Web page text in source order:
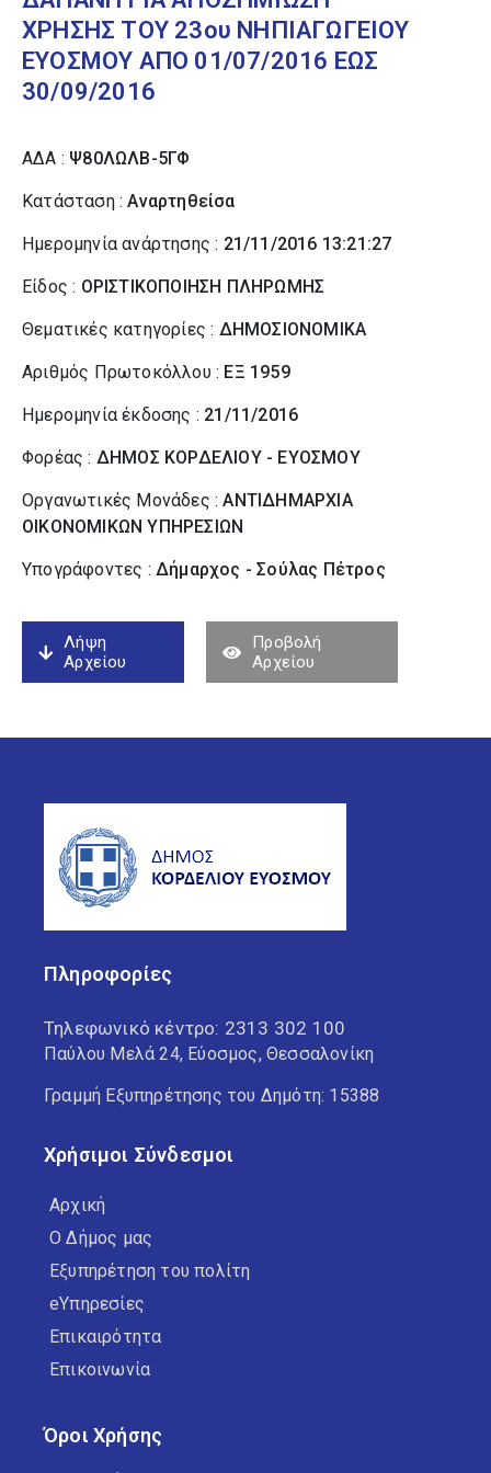
ΧΡΗΣΗΣ ΤΟΥ 23ου ΝΗΠΙΑΓΩΓΕΙΟΥ
ΕΥΟΣΜΟΥ ΑΠΟ 01/07/2016 ΕΩΣ
30/09/2016
ΑΔΑ : Ψ80ΛΩΛΒ-5ΓΦ
Κατάσταση :Αναρτηθείσα
Ημερομηνία ανάρτησης : 21/11/2016 13:21:27
Είδος : ΟΡΙΣΤΙΚΟΠΟΙΗΣΗ ΠΛΗΡΩΜΗΣ
Θεματικές κατηγορίες : ΔΗΜΟΣΙΟΝΟΜΙΚΑ
Αριθμός Πρωτοκόλλου : ΕΞ 1959
Ημερομηνία έκδοσης : 21/11/2016
Φορέας : ΔΗΜΟΣ ΚΟΡΔΕΛΙΟΥ - ΕΥΟΣΜΟΥ
Οργανωτικές Μονάδες :ΑΝΤΙΔΗΜΑΡΧΙΑ
ΟΙΚΟΝΟΜΙΚΩΝ ΥΠΗΡΕΣΙΩΝ
Υπογράφοντες : Δήμαρχος - Σούλας Πέτρος
Λήψη
Αρχείου
Προβολή
Αρχείου
Πληροφορίες
Τηλεφωνικό κέντρο: 2313 302 100
Παύλου Μελά 24, Εύοσμος, Θεσσαλονίκη
Γραμμή Εξυπηρέτησης του Δημότη: 15388
Χρήσιμοι Σύνδεσμοι
Αρχική
Ο Δήμος μας
Εξυπηρέτηση του πολίτη
eΥπηρεσίες
Επικαιρότητα
Επικοινωνία
Όροι Χρήσης